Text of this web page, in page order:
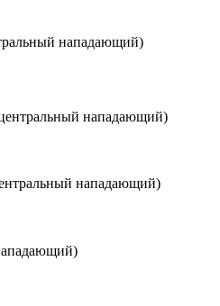
нападающий)
нападающий)
нападающий)